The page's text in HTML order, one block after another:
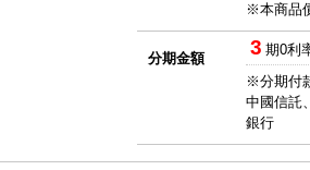
※本商品
分期金額 3 期0利
※分期付
中國信託
銀行